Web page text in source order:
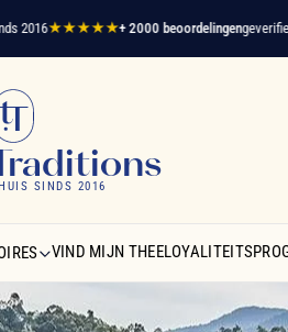
★★★★★+ 2000 beoordelingengeverifieerde
SINDS 2016
VIND MIJN THEE